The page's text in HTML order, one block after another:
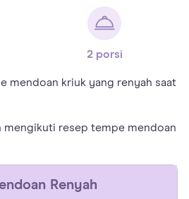
2 porsi
mendoan kriuk yang renyah saat
mengikuti resep tempe mendoan
Renyah